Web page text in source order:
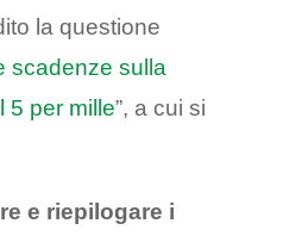
la questione
scadenze sulla
5 per mille”, a cui si
e riepilogare i